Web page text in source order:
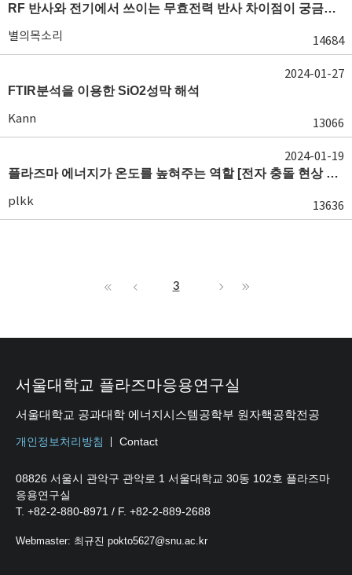
RF 반사와 전기에서 쓰이는 무효전력 반사 차이점이 궁금합니다. [RF 전원과 매칭]
별의목소리 14684
FTIR분석을 이용한 SiO2성막 해석
Kann 13066
2024-01-27
플라즈마 에너지가 온도를 높혀주는 역할 [전자 충돌 현상 및 입자 충돌 현상]
plkk 13636
2024-01-19
3
서울대학교 플라즈마응용연구실
서울대학교 공과대학 에너지시스템공학부 원자핵공학전공
개인정보처리방침 Contact
08826 서울시 관악구 관악로 1 서울대학교 30동 102호 플라즈마
응용연구실
T. +82-2-880-8971 / F. +82-2-889-2688
Webmaster: 최규진 pokto5627@snu.ac.kr